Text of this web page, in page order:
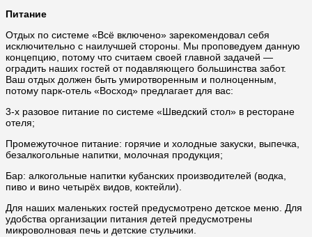
Питание
Отдых по системе «Всё включено» зарекомендовал себя
исключительно с наилучшей стороны. Мы проповедуем данную
концепцию, потому что считаем своей главной задачей —
оградить наших гостей от подавляющего большинства забот.
Ваш отдых должен быть умиротворенным и полноценным,
потому парк-отель «Восход» предлагает для вас:
3-х разовое питание по системе «Шведский стол» в ресторане
отеля;
Промежуточное питание: горячие и холодные закуски, выпечка,
безалкогольные напитки, молочная продукция;
Бар: алкогольные напитки кубанских производителей (водка,
пиво и вино четырёх видов, коктейли).
Для наших маленьких гостей предусмотрено детское меню. Для
удобства организации питания детей предусмотрены
микроволновая печь и детские стульчики.